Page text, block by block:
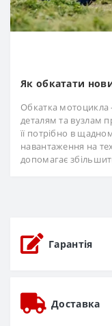
Як обкатати
Обкатка
деталям та вузлам
її потрібно в
навантаження на
допомагає
Гарантія
Доставка